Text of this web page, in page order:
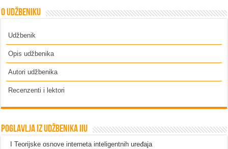
Novinar
O udžbeniku
Udžbenik
Opis udžbenika
Autori udžbenika
Recenzenti i lektori
Poglavlja iz udžbenika IIU
I Teorijske osnove interneta inteligentnih uređaja